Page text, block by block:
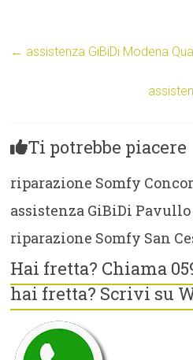
← assistenza GiBiDi Modena
Ti potrebbe piacere
riparazione Somfy
assistenza GiBiDi
riparazione Somfy San
Hai fretta? Chiama
hai fretta? Scrivi su